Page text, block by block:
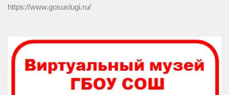
https://www.gosuslugi.ru/